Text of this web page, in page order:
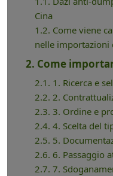
Cina
1.2. Come viene
nelle importazioni
2. Come
2.1. 1. Ricerca e
2.2. 2.
2.3. 3. Ordine e
2.4. 4. Scelta del
2.5. 5.
2.6. 6. Passaggio
2.7. 7.